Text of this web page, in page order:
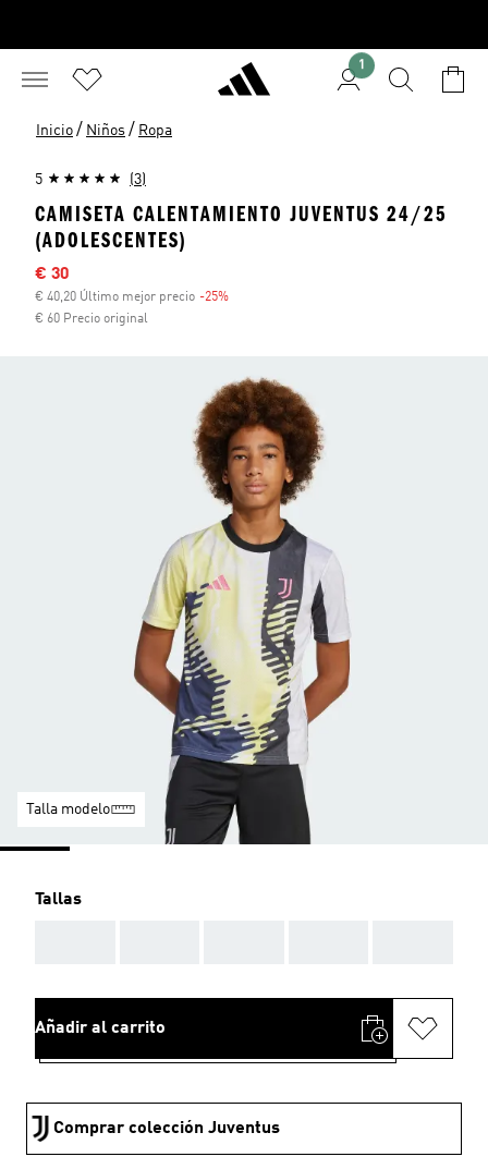
1
Inicio / Niños / Ropa
5 (3)
CAMISETA CALENTAMIENTO JUVENTUS 24/25
(ADOLESCENTES)
Precio rebajado
€ 30
€ 40,20 Último mejor precio -25%
€ 60 Precio original
Talla modelo
Tallas
Añadir al carrito
Comprar colección Juventus